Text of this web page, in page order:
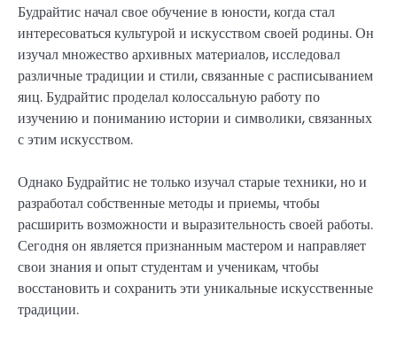
Будрайтис начал свое обучение в юности, когда стал
интересоваться культурой и искусством своей родины. Он
изучал множество архивных материалов, исследовал
различные традиции и стили, связанные с расписыванием
яиц. Будрайтис проделал колоссальную работу по
изучению и пониманию истории и символики, связанных
с этим искусством.
Однако Будрайтис не только изучал старые техники, но и
разработал собственные методы и приемы, чтобы
расширить возможности и выразительность своей работы.
Сегодня он является признанным мастером и направляет
свои знания и опыт студентам и ученикам, чтобы
восстановить и сохранить эти уникальные искусственные
традиции.